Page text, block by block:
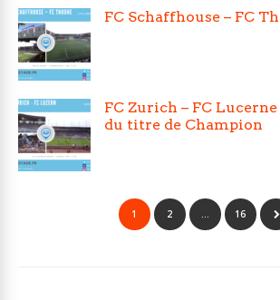
FC Schaffhouse – FC
FC Zurich – FC
du titre de Champion
1 2 … 16